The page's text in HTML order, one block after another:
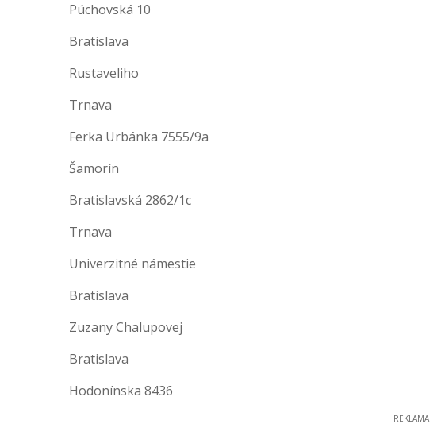
Púchovská 10
Bratislava
Rustaveliho
Trnava
Ferka Urbánka 7555/9a
Šamorín
Bratislavská 2862/1c
Trnava
Univerzitné námestie
Bratislava
Zuzany Chalupovej
Bratislava
Hodonínska 8436
REKLAMA